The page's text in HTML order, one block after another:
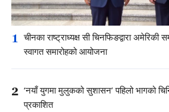
1 चीनका राष्ट्राध्यक्ष सी चिनफिङद्वारा अमेरिकी
स्वागत समारोहको आयोजना
2 ‘नयाँ युगमा मुलुकको सुशासन’ पहिलो भागको
प्रकाशित